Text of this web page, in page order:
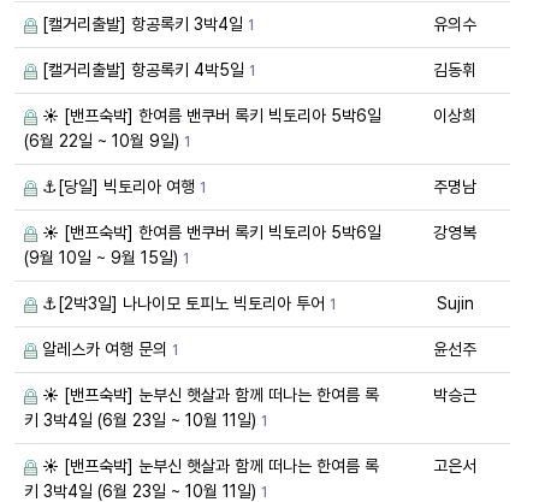
[캘거리출발] 항공록키 3박4일 1 유의수
[캘거리출발] 항공록키 4박5일 1 김동휘
☀️ [밴프숙박] 한여름 밴쿠버 록키 빅토리아 5박6일
(6월 22일 ~ 10월 9일) 1
이상희
⚓[당일] 빅토리아 여행 1 주명남
☀️ [밴프숙박] 한여름 밴쿠버 록키 빅토리아 5박6일
(9월 10일 ~ 9월 15일) 1
강영복
⚓[2박3일] 나나이모 토피노 빅토리아 투어 1 Sujin
알레스카 여행 문의 1 윤선주
☀️ [밴프숙박] 눈부신 햇살과 함께 떠나는 한여름 록
키 3박4일 (6월 23일 ~ 10월 11일) 1
박승근
☀️ [밴프숙박] 눈부신 햇살과 함께 떠나는 한여름 록
키 3박4일 (6월 23일 ~ 10월 11일) 1
고은서